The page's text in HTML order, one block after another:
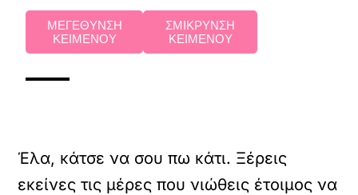
ΜΕΓΕΘΥΝΣΗ
ΚΕΙΜΕΝΟΥ
ΣΜΙΚΡΥΝΣΗ
ΚΕΙΜΕΝΟΥ
Έλα, κάτσε να σου πω κάτι. Ξέρεις
εκείνες τις μέρες που νιώθεις έτοιμος να